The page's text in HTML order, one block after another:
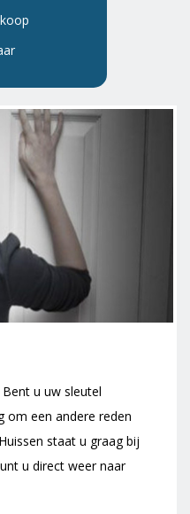
u uw sleutel
om een andere reden
staat u graag bij
u direct weer naar